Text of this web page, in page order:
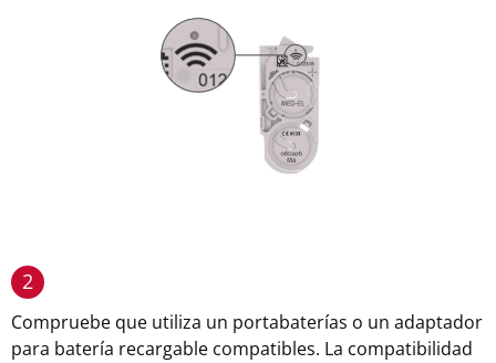
2
Compruebe que utiliza un portabaterías o un adaptador
para batería recargable compatibles. La compatibilidad